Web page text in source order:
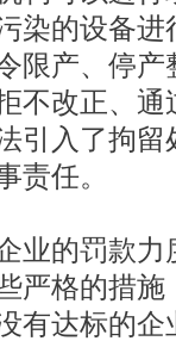
染的设备
限产、停
不改正、
引入了拘
责任。
业的罚款
严格的措
有达标的